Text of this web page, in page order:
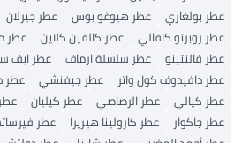
عطر بولغاري
عطر هيوغو بوس عطر جيرلان
عطر روبرتو كافالي
عطر كالفين كلاين عطر
عطر فالنتينو
عطر سلسلة ارماف عطر ايف
عطر دافيدوف كول واتر
عطر جيفنشي عطر
عطر كيالي
عطر الرصاصي عطر كيليان
عطر جاكوار
عطر كارولينا هيريرا عطر